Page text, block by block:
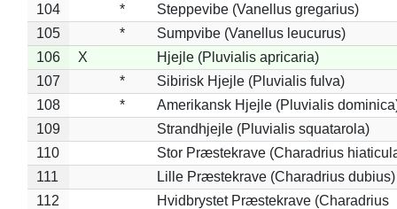
104 *
Steppevibe (Vanellus gregarius)
105
*
Sumpvibe (Vanellus leucurus)
106
X
Hjejle (Pluvialis apricaria)
107
*
Sibirisk Hjejle (Pluvialis fulva)
108
*
Amerikansk Hjejle (Pluvialis
109
Strandhjejle (Pluvialis squatarola)
110
Stor Præstekrave (Charadrius
111
Lille Præstekrave (Charadrius dubius)
112
Hvidbrystet Præstekrave (Charadrius